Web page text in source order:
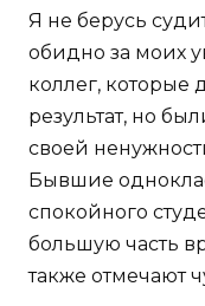
Я не берусь
обидно за моих
коллег, которые
результат, но
своей
Бывшие
спокойного
большую часть
также отмечают